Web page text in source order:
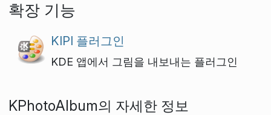
확장 기능
KIPI 플러그인
KDE 앱에서 그림을 내보내는 플러그인
KPhotoAlbum의 자세한 정보